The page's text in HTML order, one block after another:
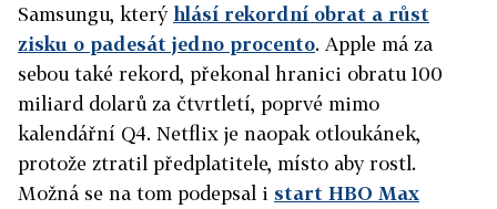
Samsungu, který hlásí rekordní obrat a růst
zisku o padesát jedno procento. Apple má za
sebou také rekord, překonal hranici obratu 100
miliard dolarů za čtvrtletí, poprvé mimo
kalendářní Q4. Netflix je naopak otloukánek,
protože ztratil předplatitele, místo aby rostl.
Možná se na tom podepsal i start HBO Max